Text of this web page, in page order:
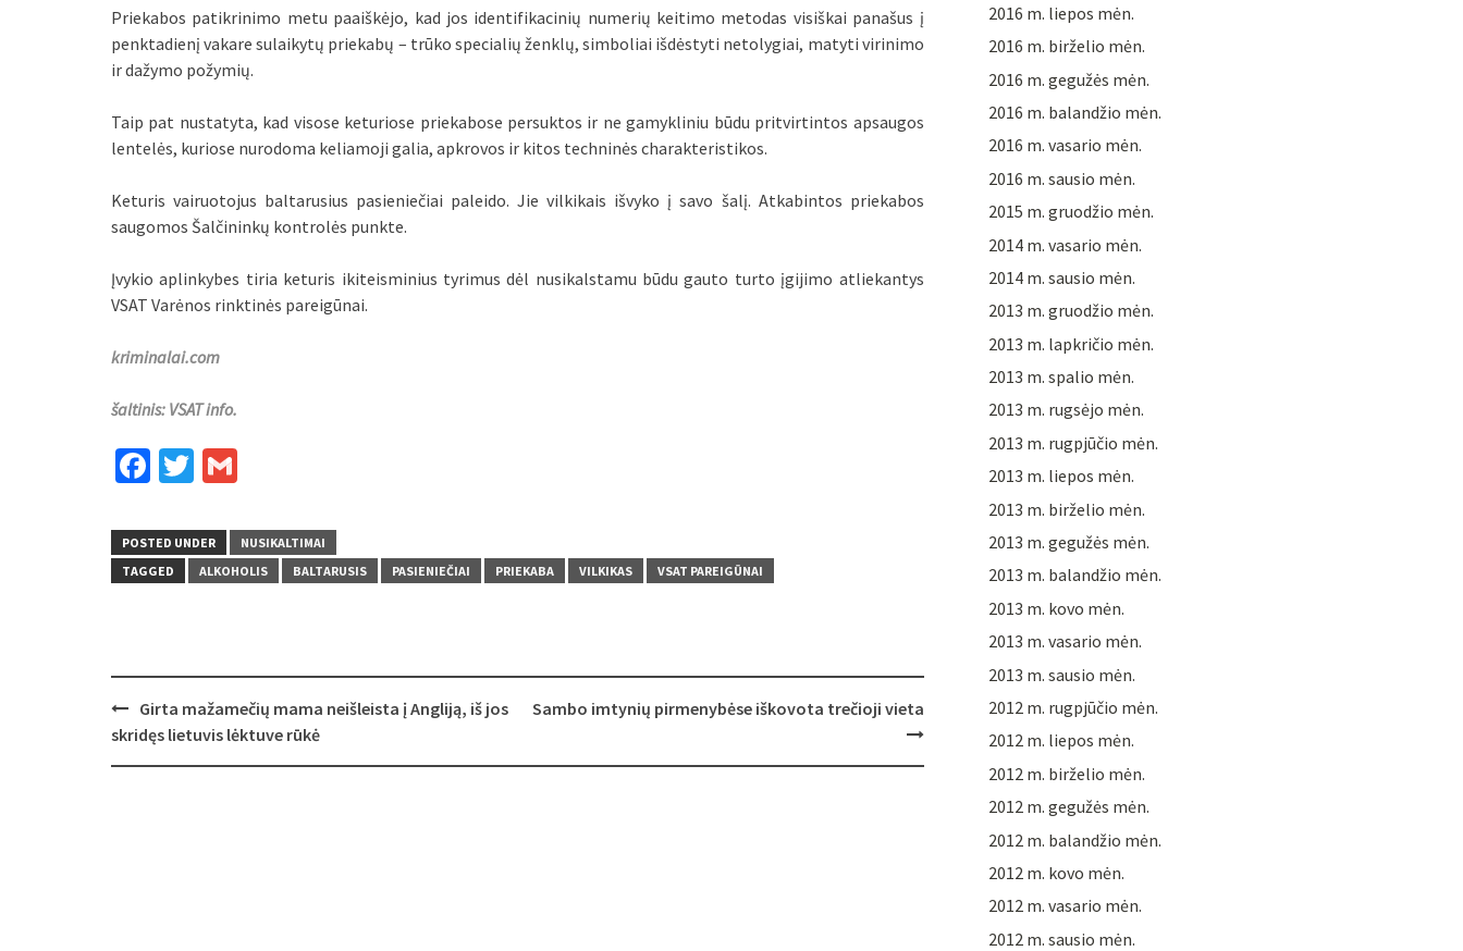
Priekabos patikrinimo metu paaiškėjo, kad jos identifikacinių numerių keitimo metodas visiškai panašus į
penktadienį vakare sulaikytų priekabų – trūko specialių ženklų, simboliai išdėstyti netolygiai, matyti virinimo
ir dažymo požymių.
Taip pat nustatyta, kad visose keturiose priekabose persuktos ir ne gamykliniu būdu pritvirtintos apsaugos
lentelės, kuriose nurodoma keliamoji galia, apkrovos ir kitos techninės charakteristikos.
Keturis vairuotojus baltarusius pasieniečiai paleido. Jie vilkikais išvyko į savo šalį. Atkabintos priekabos
saugomos Šalčininkų kontrolės punkte.
Įvykio aplinkybes tiria keturis ikiteisminius tyrimus dėl nusikalstamu būdu gauto turto įgijimo atliekantys
VSAT Varėnos rinktinės pareigūnai.
kriminalai.com
šaltinis: VSAT info.
Facebook
Twitter
POSTED UNDER
NUSIKALTIMAI
TAGGED
ALKOHOLIS BALTARUSIS PASIENIEČIAI PRIEKABA VILKIKAS VSAT PAREIGŪNAI
Post
navigation
Girta mažamečių mama neišleista į Angliją, iš jos
skridęs lietuvis lėktuve rūkė
Sambo imtynių pirmenybėse iškovota trečioji vieta
2016 m. liepos mėn.
2016 m. birželio mėn.
2016 m. gegužės mėn.
2016 m. balandžio mėn.
2016 m. vasario mėn.
2016 m. sausio mėn.
2015 m. gruodžio mėn.
2014 m. vasario mėn.
2014 m. sausio mėn.
2013 m. gruodžio mėn.
2013 m. lapkričio mėn.
2013 m. spalio mėn.
2013 m. rugsėjo mėn.
2013 m. rugpjūčio mėn.
2013 m. liepos mėn.
2013 m. birželio mėn.
2013 m. gegužės mėn.
2013 m. balandžio mėn.
2013 m. kovo mėn.
2013 m. vasario mėn.
2013 m. sausio mėn.
2012 m. rugpjūčio mėn.
2012 m. liepos mėn.
2012 m. birželio mėn.
2012 m. gegužės mėn.
2012 m. balandžio mėn.
2012 m. kovo mėn.
2012 m. vasario mėn.
2012 m. sausio mėn.